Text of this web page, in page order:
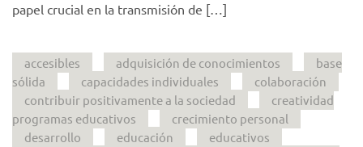
papel crucial en la transmisión de […]
accesibles adquisición de conocimientos
base
sólida
capacidades individuales
colaboración
contribuir positivamente a la sociedad
creatividad
programas educativos
crecimiento personal
desarrollo
educación
educativos